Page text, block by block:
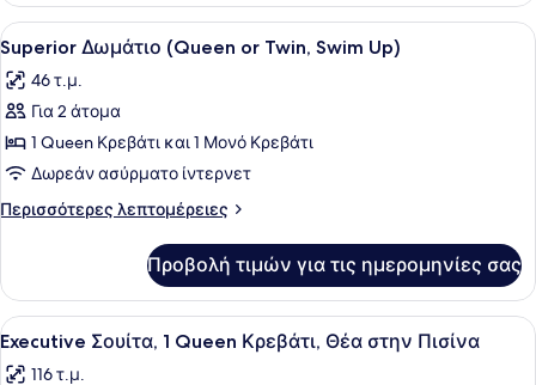
Sea
View)
(Queen
or
Twin,
Partial
Sea
Προβολή
όλων
των
φωτογραφιών
για
Superior
Δωμάτιο
(Queen
Twin,
Swim
Up)
Ένα δωμάτιο ξενοδοχείου με δύο
4
Superior Δωμάτιο (Queen or Twin, Swim Up)
46 τ.μ.
Για 2 άτομα
1 Queen Κρεβάτι και 1 Μονό Κρεβάτι
Δωρεάν ασύρματο ίντερνετ
Περισσότερες λεπτομέρειες
Περισσότερες
Δωμάτιο
(Queen
or
Swim
Προβολή τιμών για τις ημερομηνίες σας
Προβολή
όλων
Ένα δωμάτιο ξενοδοχείου με
2
Executive Σουίτα, 1 Queen Κρεβάτι, Θέα στην Πισίνα
116 τ.μ.